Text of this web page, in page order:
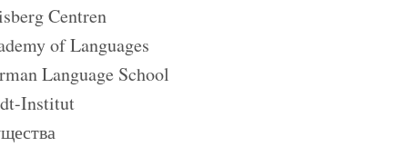
Centren
of Languages
Language School
Institut